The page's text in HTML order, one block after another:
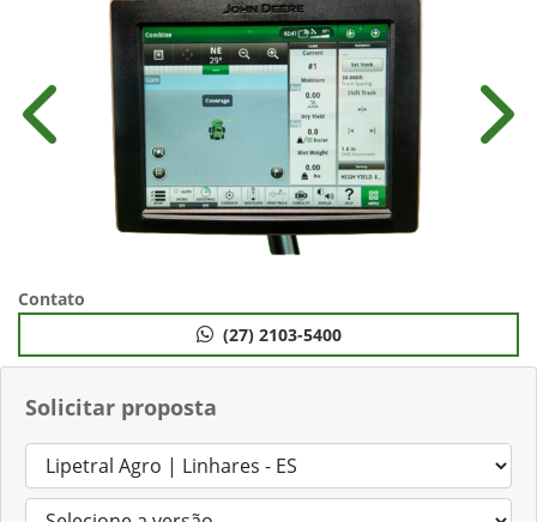
Solicitar proposta
Anterior
Contato
(27) 2103-5400